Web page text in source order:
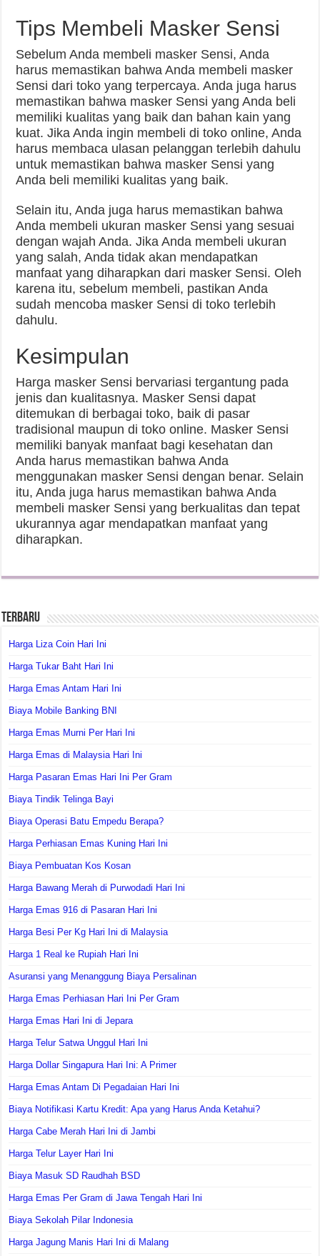
Tips Membeli Masker Sensi
Sebelum Anda membeli masker Sensi, Anda
harus memastikan bahwa Anda membeli masker
Sensi dari toko yang terpercaya. Anda juga harus
memastikan bahwa masker Sensi yang Anda beli
memiliki kualitas yang baik dan bahan kain yang
kuat. Jika Anda ingin membeli di toko online, Anda
harus membaca ulasan pelanggan terlebih dahulu
untuk memastikan bahwa masker Sensi yang
Anda beli memiliki kualitas yang baik.
Selain itu, Anda juga harus memastikan bahwa
Anda membeli ukuran masker Sensi yang sesuai
dengan wajah Anda. Jika Anda membeli ukuran
yang salah, Anda tidak akan mendapatkan
manfaat yang diharapkan dari masker Sensi. Oleh
karena itu, sebelum membeli, pastikan Anda
sudah mencoba masker Sensi di toko terlebih
dahulu.
Kesimpulan
Harga masker Sensi bervariasi tergantung pada
jenis dan kualitasnya. Masker Sensi dapat
ditemukan di berbagai toko, baik di pasar
tradisional maupun di toko online. Masker Sensi
memiliki banyak manfaat bagi kesehatan dan
Anda harus memastikan bahwa Anda
menggunakan masker Sensi dengan benar. Selain
itu, Anda juga harus memastikan bahwa Anda
membeli masker Sensi yang berkualitas dan tepat
ukurannya agar mendapatkan manfaat yang
diharapkan.
Terbaru
Harga Liza Coin Hari Ini
Harga Tukar Baht Hari Ini
Harga Emas Antam Hari Ini
Biaya Mobile Banking BNI
Harga Emas Murni Per Hari Ini
Harga Emas di Malaysia Hari Ini
Harga Pasaran Emas Hari Ini Per Gram
Biaya Tindik Telinga Bayi
Biaya Operasi Batu Empedu Berapa?
Harga Perhiasan Emas Kuning Hari Ini
Biaya Pembuatan Kos Kosan
Harga Bawang Merah di Purwodadi Hari Ini
Harga Emas 916 di Pasaran Hari Ini
Harga Besi Per Kg Hari Ini di Malaysia
Harga 1 Real ke Rupiah Hari Ini
Asuransi yang Menanggung Biaya Persalinan
Harga Emas Perhiasan Hari Ini Per Gram
Harga Emas Hari Ini di Jepara
Harga Telur Satwa Unggul Hari Ini
Harga Dollar Singapura Hari Ini: A Primer
Harga Emas Antam Di Pegadaian Hari Ini
Biaya Notifikasi Kartu Kredit: Apa yang Harus Anda Ketahui?
Harga Cabe Merah Hari Ini di Jambi
Harga Telur Layer Hari Ini
Biaya Masuk SD Raudhah BSD
Harga Emas Per Gram di Jawa Tengah Hari Ini
Biaya Sekolah Pilar Indonesia
Harga Jagung Manis Hari Ini di Malang